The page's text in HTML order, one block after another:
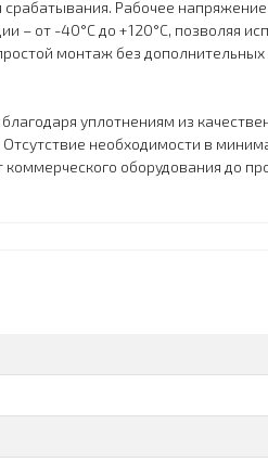
Рабочее
от -40°C до +120°C, позволяя
монтаж без дополнительных
уплотнениям из
необходимости в
оборудования до